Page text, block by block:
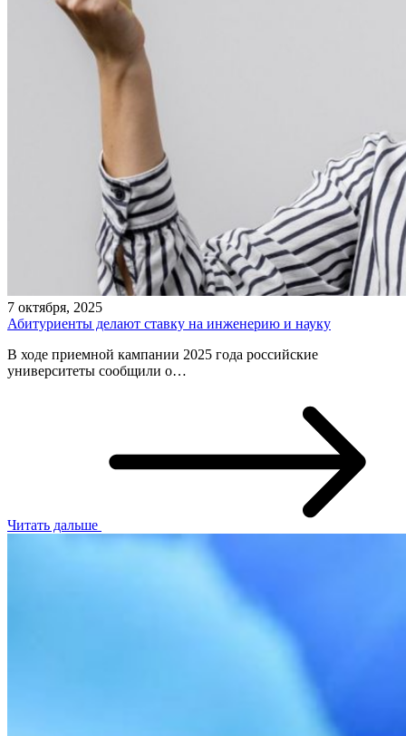
7 октября, 2025
Абитуриенты делают ставку на инженерию и науку
В ходе приемной кампании 2025 года российские
университеты сообщили о…
Читать дальше